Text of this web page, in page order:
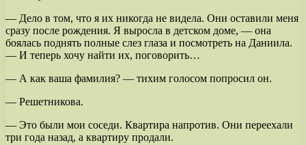
— Дело в том, что я их никогда не видела. Они оставили меня
сразу после рождения. Я выросла в детском доме, — она
боялась поднять полные слез глаза и посмотреть на Даниила.
— И теперь хочу найти их, поговорить…
— А как ваша фамилия? — тихим голосом попросил он.
— Решетникова.
— Это были мои соседи. Квартира напротив. Они переехали
три года назад, а квартиру продали.